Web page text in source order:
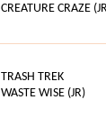
CREATURE CRAZE
TRASH TREK
WASTE WISE (JR)